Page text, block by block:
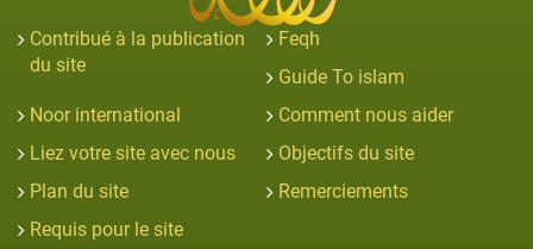
Contribué à la publication
du site
Feqh
Guide To islam
Noor international
Comment nous aider
Liez votre site avec nous
Objectifs du site
Plan du site
Remerciements
Requis pour le site